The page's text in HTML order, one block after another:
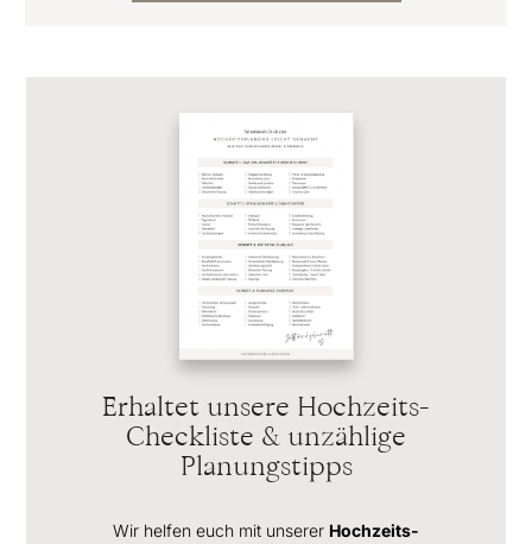
Erhaltet unsere Hochzeits-
Checkliste & unzählige
Planungstipps
Wir helfen euch mit unserer Hochzeits-